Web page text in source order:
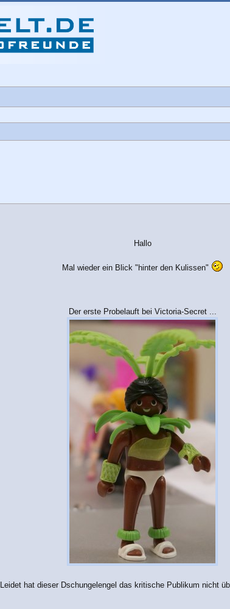
Hallo
Mal wieder ein Blick "hinter den Kulissen"
Der erste Probelauft bei Victoria-Secret ...
Leidet hat dieser Dschungelengel das kritische Publikum nicht